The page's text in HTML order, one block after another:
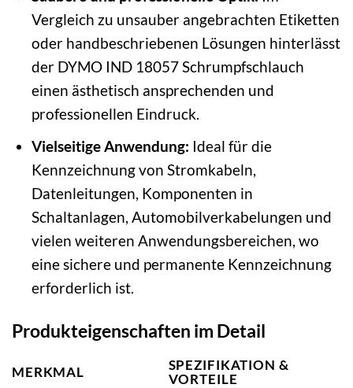
Vergleich zu unsauber angebrachten Etiketten
oder handbeschriebenen Lösungen hinterlässt
der DYMO IND 18057 Schrumpfschlauch
einen ästhetisch ansprechenden und
professionellen Eindruck.
Vielseitige Anwendung: Ideal für die
Kennzeichnung von Stromkabeln,
Datenleitungen, Komponenten in
Schaltanlagen, Automobilverkabelungen und
vielen weiteren Anwendungsbereichen, wo
eine sichere und permanente Kennzeichnung
erforderlich ist.
Produkteigenschaften im Detail
MERKMAL
SPEZIFIKATION &
VORTEILE